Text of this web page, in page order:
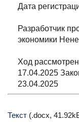
Дата
Разработчик
экономики
Ход
17.04.2025
23.04.2025
Текст (.docx,